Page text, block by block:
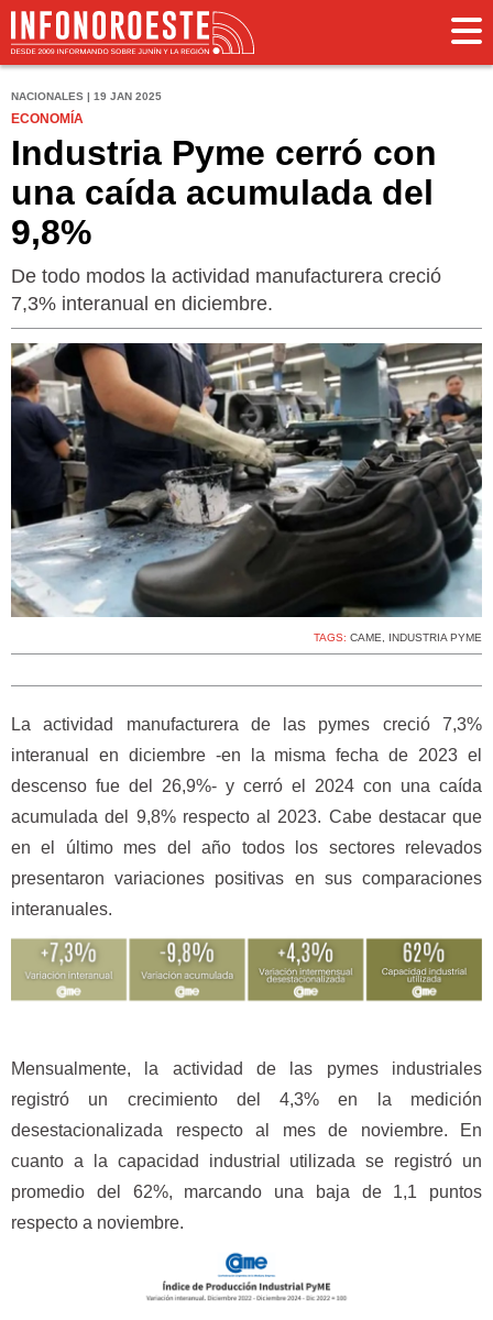
NACIONALES | 19 JAN 2025
ECONOMÍA
Industria Pyme cerró con
una caída acumulada del
9,8%
De todo modos la actividad manufacturera creció
7,3% interanual en diciembre.
TAGS: CAME, INDUSTRIA PYME
La actividad manufacturera de las pymes creció 7,3%
interanual en diciembre -en la misma fecha de 2023 el
descenso fue del 26,9%- y cerró el 2024 con una caída
acumulada del 9,8% respecto al 2023. Cabe destacar que
en el último mes del año todos los sectores relevados
presentaron variaciones positivas en sus comparaciones
interanuales.
Mensualmente, la actividad de las pymes industriales
registró un crecimiento del 4,3% en la medición
desestacionalizada respecto al mes de noviembre. En
cuanto a la capacidad industrial utilizada se registró un
promedio del 62%, marcando una baja de 1,1 puntos
respecto a noviembre.